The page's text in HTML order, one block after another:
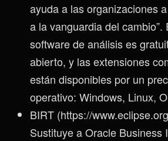
ayuda a las organizaciones
a la vanguardia del cambio”.
software de análisis es
abierto, y las extensiones
están disponibles por un
operativo: Windows, Linux,
BIRT (https://
Sustituye a Oracle Business